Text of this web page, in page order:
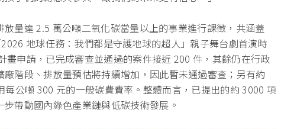
量達 2.5 萬公噸二氧化碳當量以上的事業進行課徵，共涵蓋
地球任務：我們都是守護地球的超人」親子舞台劇首演時
畫申請，已完成審查並通過的案件接近 200 件，其餘仍在行政
階段、排放量預估將持續增加， 因此暫未通過審查；另有約
公噸 300 元的一般碳費費率。整體而言，已提出的約 3000 項
步帶動國內綠色產業鏈與低碳技術發展。